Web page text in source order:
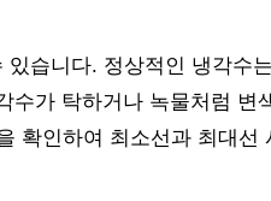
습니다. 정상적인 냉각수
가 탁하거나 녹물처럼 변
확인하여 최소선과 최대선